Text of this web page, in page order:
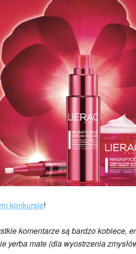
konkursie!
komentarze są bardzo kobiece,
yerba mate (dla wyostrzenia